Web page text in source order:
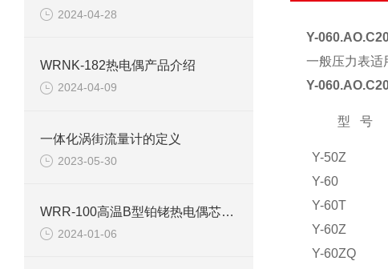
2024-04-28
WRNK-182热电偶产品介绍
2024-04-09
一体化涡街流量计的定义
2023-05-30
WRR-100高温B型铂铑热电偶芯产品介绍
2024-01-06
Y-
一般压力表适
Y-
型 号
Y-50Z
Y-60
Y-60T
Y-60Z
Y-60ZQ